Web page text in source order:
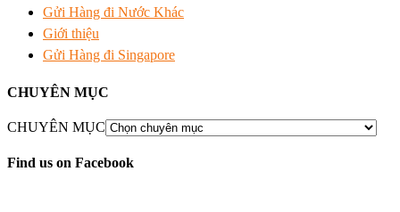
Gửi Hàng đi Nước Khác
Giới thiệu
Gửi Hàng đi Singapore
CHUYÊN MỤC
CHUYÊN MỤC
Find us on Facebook